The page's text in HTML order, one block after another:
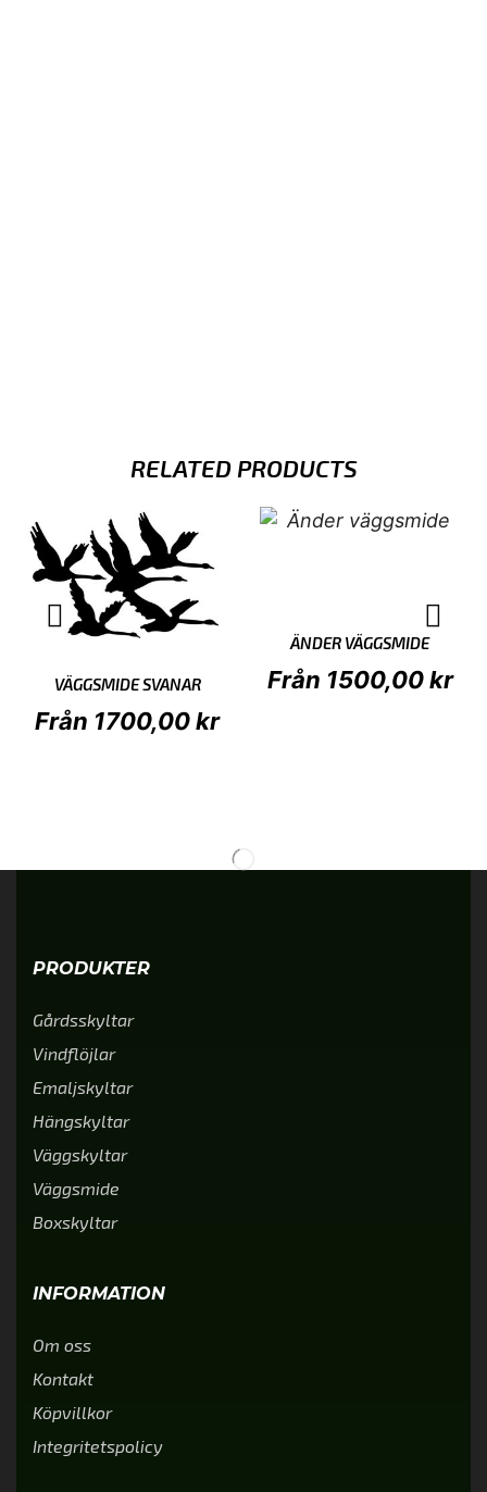
RELATED PRODUCTS
VÄGGSMIDE SVANAR
Från 1700,00kr
ÄNDER VÄGGSMIDE
Från 1500,00kr
PRODUKTER
Gårdsskyltar
Vindflöjlar
Emaljskyltar
Hängskyltar
Väggskyltar
Väggsmide
Boxskyltar
INFORMATION
Om oss
Kontakt
Köpvillkor
Integritetspolicy